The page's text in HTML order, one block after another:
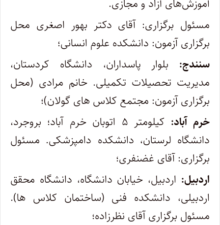
آموزش‌های آزاد و مجازی.
مسئول برگزاری: آقای دکتر بهور اصغری محل
برگزاری آزمون: دانشکده علوم انسانی؛
سنندج: بلوار پاسداران، دانشگاه کردستان،
مدیریت تحصیلات تکمیلی. خانم مرادی (محل
برگزاری آزمون: مجتمع کلاس های گولان)؛
خرم آباد:
کیلومتر ۵ اتوبان خرم آباد؛ بروجرد،
دانشگاه لرستان، دانشکده دامپزشکی. مسئول
برگزاری: آقای غضنفری؛
اردبیل: اردبیل، خیابان دانشگاه، دانشگاه محقق
اردبیلی، دانشکده فنی (ساختمان کلاس ها).
مسئول برگزاری آقای نظرزاده؛